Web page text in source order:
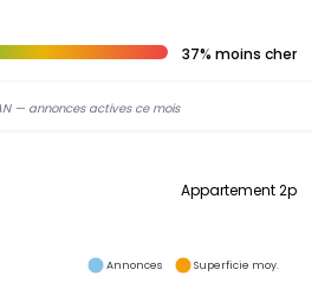
37% moins cher
— annonces actives ce mois
Appartement 2p
Annonces Superficie moy.